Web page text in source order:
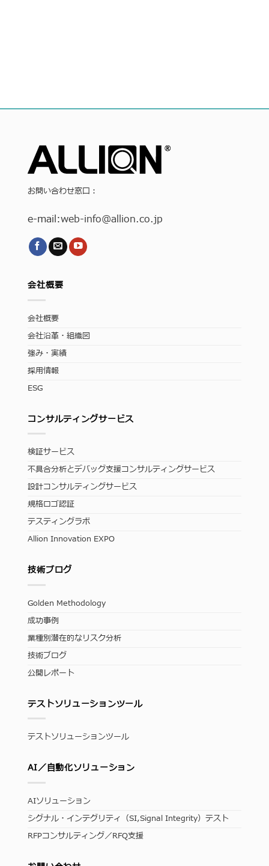
お問い合わせ窓口：
e-mail:web-info@allion.co.jp
会社概要
会社概要
会社沿革・組織図
強み・実績
採用情報
ESG
コンサルティングサービス
検証サービス
不具合分析とデバッグ支援コンサルティングサービス
設計コンサルティングサービス
規格ロゴ認証
テスティングラボ
Allion Innovation EXPO
技術ブログ
Golden Methodology
成功事例
業種別潜在的なリスク分析
技術ブログ
公開レポート
テストソリューションツール
テストソリューションツール
AI／自動化ソリューション
AIソリューション
シグナル・インテグリティ（SI,Signal Integrity）テスト
RFPコンサルティング／RFQ支援